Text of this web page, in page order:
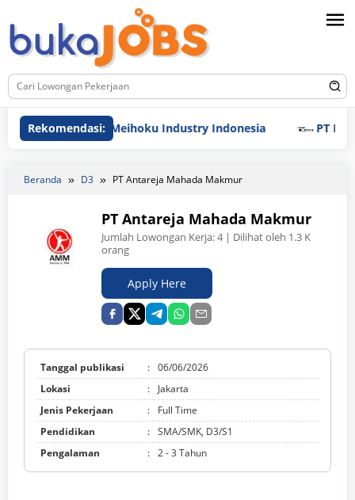
ke
konten
Rekomendasi:
PT Meihoku Industry Indonesia PT Hyundai
Beranda D3 PT Antareja Mahada Makmur
PT Antareja Mahada Makmur
Jumlah Lowongan Kerja:4| Dilihat oleh 1.3 K
orang
Apply Here
Tanggal publikasi : 06/06/2026
Lokasi
:
Jakarta
Jenis Pekerjaan
:
Full Time
Pendidikan
: SMA/SMK, D3/S1
Pengalaman
: 2 - 3 Tahun